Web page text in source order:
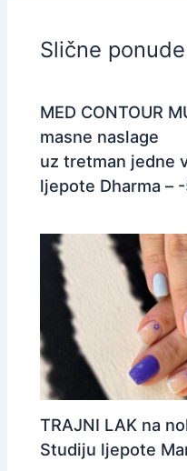
Slične
MED CONTOUR
masne naslage
uz tretman jedne
ljepote Dharma –
TRAJNI LAK na
Studiju ljepote